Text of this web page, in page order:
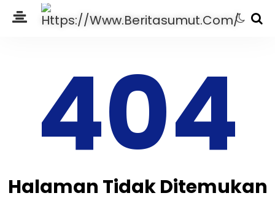
404
Halaman Tidak Ditemukan